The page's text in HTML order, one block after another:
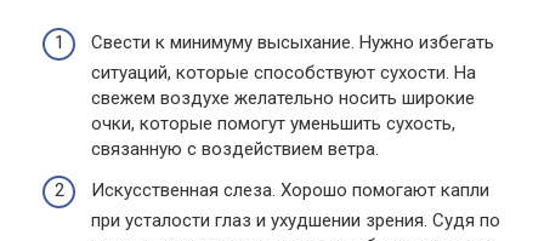
Свести к минимуму высыхание. Нужно избегать
ситуаций, которые способствуют сухости. На
свежем воздухе желательно носить широкие
очки, которые помогут уменьшить сухость,
связанную с воздействием ветра.
Искусственная слеза. Хорошо помогают капли
при усталости глаз и ухудшении зрения. Судя по